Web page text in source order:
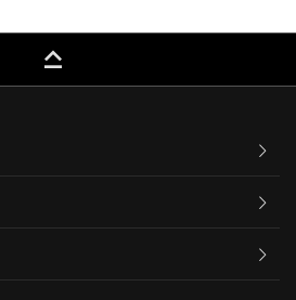
keyboard_capslock